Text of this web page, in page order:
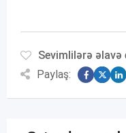
Sevimlilərə əlavə
Paylaş: